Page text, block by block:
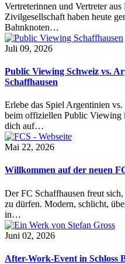
Vertreterinnen und Vertreter
Zivilgesellschaft haben heute
Bahnknoten…
Juli 09, 2026
Public Viewing Schweiz vs.
Schaffhausen
Erlebe das Spiel Argentinien
beim offiziellen Public Viewing
dich auf…
Mai 22, 2026
Willkommen auf der neuen
Der FC Schaffhausen freut
zu dürfen. Modern, schlicht,
in…
Juni 02, 2026
After-Work-Event in Schloss